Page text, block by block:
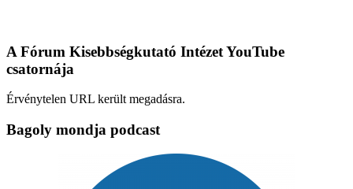
A Fórum Kisebbségkutató Intézet YouTube
csatornája
Érvénytelen URL került megadásra.
Bagoly mondja podcast